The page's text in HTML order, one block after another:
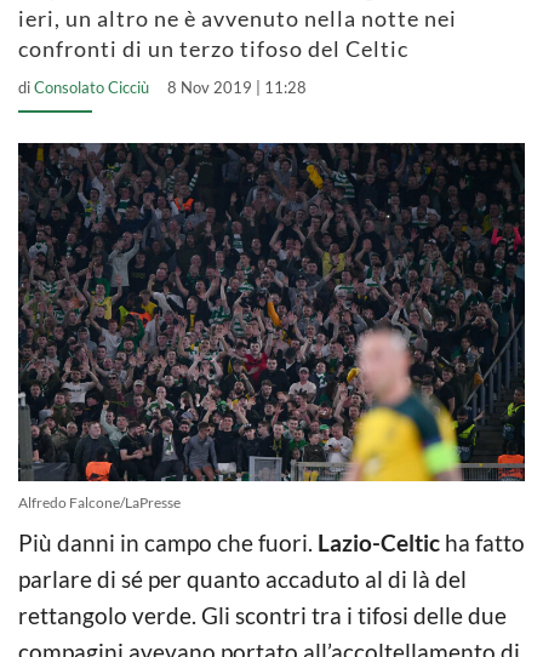
ieri, un altro ne è avvenuto nella notte nei
confronti di un terzo tifoso del Celtic
diConsolato Cicciù 8 Nov 2019 | 11:28
Alfredo Falcone/LaPresse
Più danni in campo che fuori. Lazio-Celtic ha fatto
parlare di sé per quanto accaduto al di là del
rettangolo verde. Gli scontri tra i tifosi delle due
compagini avevano portato all’accoltellamento di